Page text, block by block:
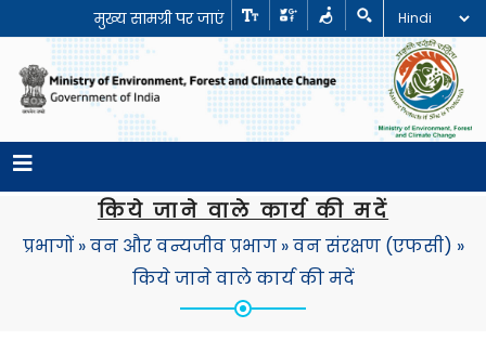
मुख्य सामग्री पर जाएं
किये जाने वाले कार्य की मदें
प्रभागों»वन और वन्यजीव प्रभाग»वन संरक्षण (एफसी) »
किये जाने वाले कार्य की मदें